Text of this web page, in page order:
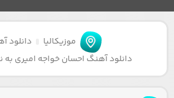
موزیکالیا
دانلود
دانلود آهنگ احسان خواجه امیری به